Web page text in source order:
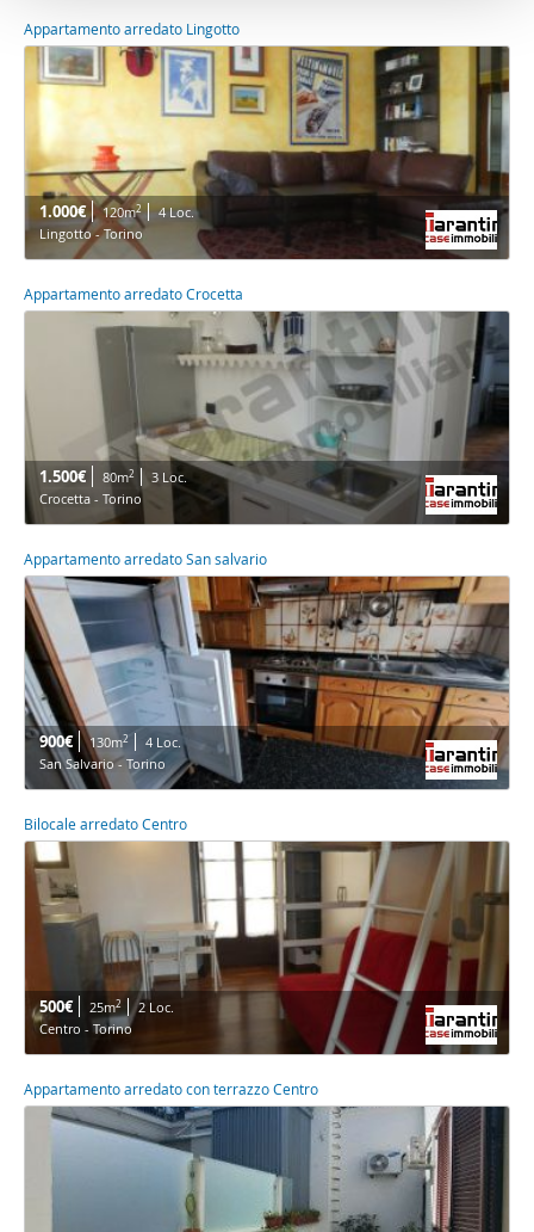
Appartamento arredato Lingotto
1.000€ 120m2
4 Loc.
Lingotto - Torino
Appartamento arredato Crocetta
1.500€ 80m2
3 Loc.
Crocetta - Torino
Appartamento arredato San salvario
900€ 130m2
4 Loc.
San Salvario - Torino
Bilocale arredato Centro
500€ 25m2
2 Loc.
Centro - Torino
Appartamento arredato con terrazzo Centro